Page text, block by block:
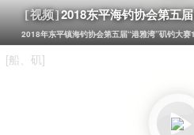
[视频]2018东平海钓协会第五
2018年东平镇海钓协会第五届“港雅湾”矶钓大
[船、矶]